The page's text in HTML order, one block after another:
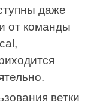
даже
от команды
ветки